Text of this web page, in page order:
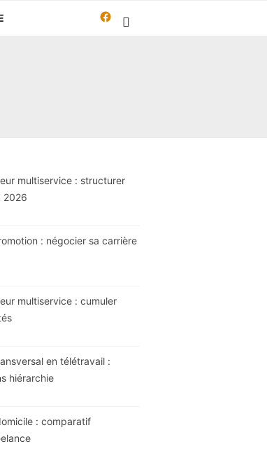
Travailleur-
multiservice : structurer
2026
: négocier sa carrière
multiservice : cumuler
en télétravail :
hiérarchie
: comparatif